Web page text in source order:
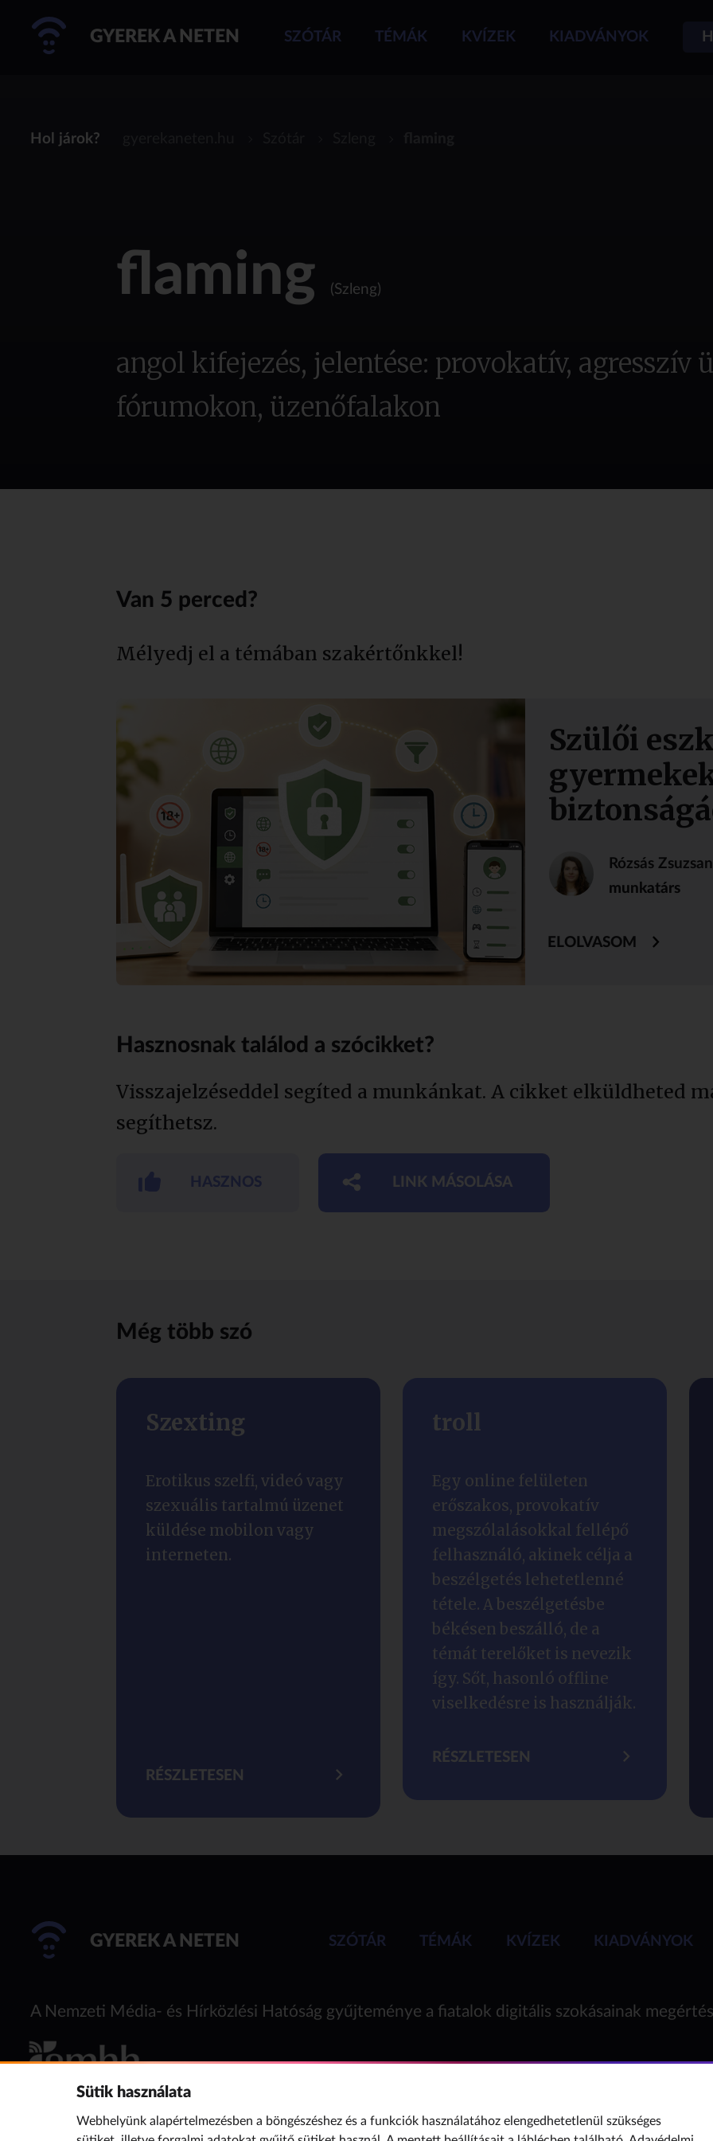
GYEREK A NETEN SZÓTÁR TÉMÁK KVÍZEK KIADVÁNYOK
Hol járok?
flaming (Szleng)
angol kifejezés, jelentése: provokatív, agresszív
fórumokon, üzenőfalakon
Van 5 perced?
Mélyedj el a témában szakértőnkkel!
Szülői
Rózsás
munkatárs
ELOLVASOM
Hasznosnak találod a szócikket?
Visszajelzéseddel segíted a munkánkat. A cikket elküldheted
segíthetsz.
HASZNOS LINK MÁSOLÁSA
Még több szó
Szexting
Erotikus szelfi, videó vagy
szexuális tartalmú üzenet
küldése mobilon vagy
interneten.
RÉSZLETESEN
troll
Egy online felületen
erőszakos, provokatív
megszólalásokkal fellépő
felhasználó, akinek célja a
beszélgetés lehetetlenné
tétele. A beszélgetésbe
békésen beszálló, de a
témát terelőket is nevezik
így. Sőt, hasonló offline
viselkedésre is használják.
RÉSZLETESEN
GYEREK A NETEN SZÓTÁR TÉMÁK KVÍZEK KIADVÁNYOK
A Nemzeti Média- és Hírközlési Hatóság gyűjteménye a fiatalok digitális szokásainak
Sütik használata
Webhelyünk alapértelmezésben a böngészéshez és a funkciók használatához elengedhetetlenül szükséges